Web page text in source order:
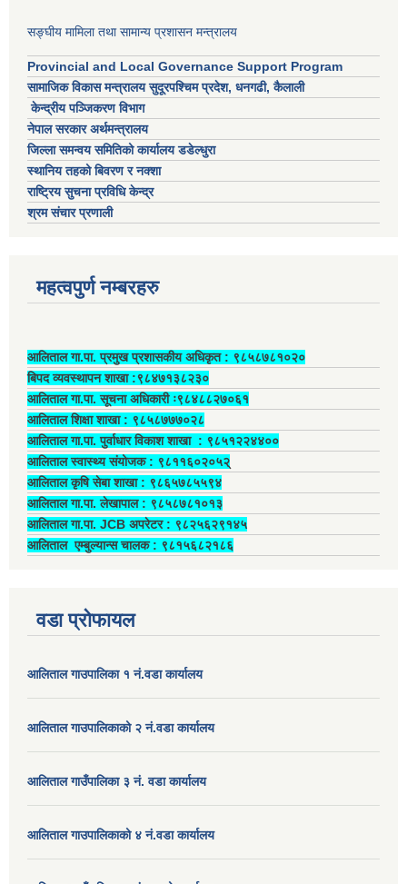
सङ्घीय मामिला तथा सामान्य प्रशासन मन्त्रालय
Provincial and Local Governance Support Program
सामाजिक विकास मन्त्रालय सुदूरपश्चिम प्रदेश, धनगढी, कैलाली
केन्द्रीय पञ्जिकरण विभाग
नेपाल सरकार अर्थमन्त्रालय
जिल्ला समन्वय समितिको कार्यालय डडेल्धुरा
स्थानिय तहको बिवरण र नक्शा
राष्ट्रिय सुचना प्रविधि केन्द्र
श्रम संचार प्रणाली
महत्वपुर्ण नम्बरहरु
आलिताल गा.पा. प्रमुख प्रशासकीय अधिकृत ‍: ९८५८७८१०२०
बिपद व्यवस्थापन शाखा :९८४७१३८२३०
आलिताल गा.पा. सूचना अधिकारी ः९८४८८२७०६१
आलिताल शिक्षा शाखा : ९८५८७७७०२८
आलिताल गा.पा. पुर्वाधार विकाश शाखा ‍: ९८५१२२४४००
आलिताल स्वास्थ्य संयोजक ‍: ९८११६०२०५२्
आलिताल कृषि सेबा शाखा : ९८६५७८५५९४
आलिताल गा.पा. लेखापाल ‍: ९८५८७८१०१३
आलिताल गा.पा. JCB अपरेटर ‍: ९८२५६२९१४५
आलिताल एम्बुल्यान्स चालक ‍: ९८१५६८२१८६
वडा प्रोफायल
आलिताल गाउपालिका १ नं.वडा कार्यालय
आलिताल गाउपालिकाको २ नं.वडा कार्यालय
आलिताल गाउँपालिका ३ नं. वडा कार्यालय
आलिताल गाउपालिकाको ४ नं.वडा कार्यालय